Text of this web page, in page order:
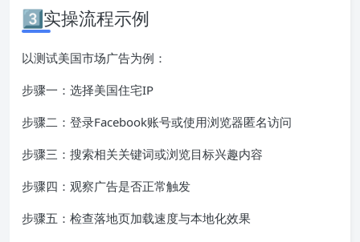
3️⃣实操流程示例
以测试美国市场广告为例：
步骤一：选择美国住宅IP
步骤二：登录Facebook账号或使用浏览器匿名访问
步骤三：搜索相关关键词或浏览目标兴趣内容
步骤四：观察广告是否正常触发
步骤五：检查落地页加载速度与本地化效果